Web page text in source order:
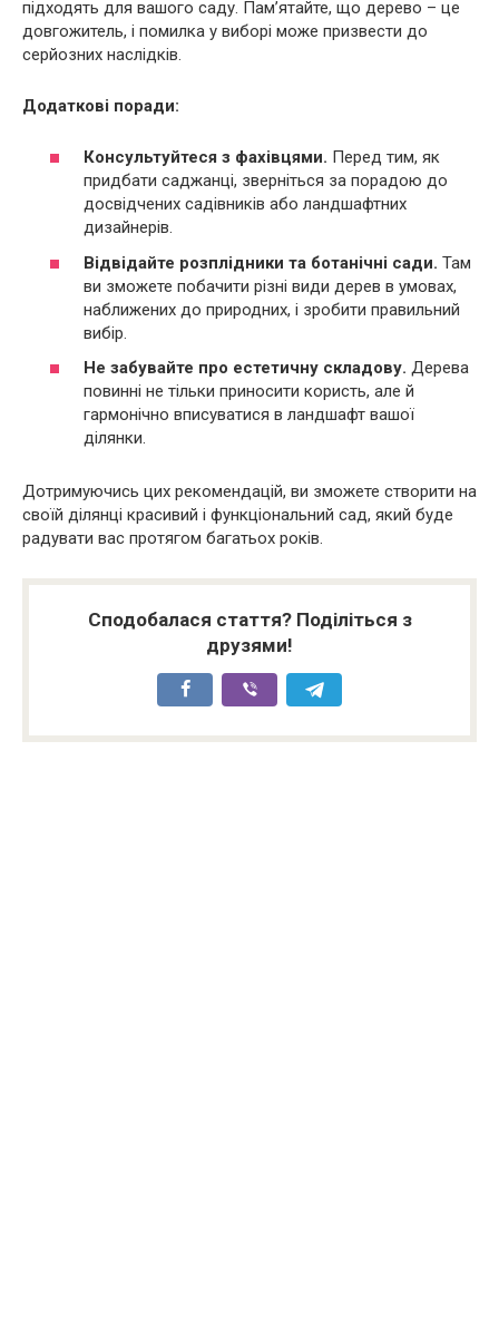
підходять для вашого саду. Пам’ятайте, що дерево – це
довгожитель, і помилка у виборі може призвести до
серйозних наслідків.
Додаткові поради:
Консультуйтеся з фахівцями. Перед тим, як
придбати саджанці, зверніться за порадою до
досвідчених садівників або ландшафтних
дизайнерів.
Відвідайте розплідники та ботанічні сади. Там
ви зможете побачити різні види дерев в умовах,
наближених до природних, і зробити правильний
вибір.
Не забувайте про естетичну складову. Дерева
повинні не тільки приносити користь, але й
гармонічно вписуватися в ландшафт вашої
ділянки.
Дотримуючись цих рекомендацій, ви зможете створити на
своїй ділянці красивий і функціональний сад, який буде
радувати вас протягом багатьох років.
Сподобалася стаття? Поділіться з
друзями!